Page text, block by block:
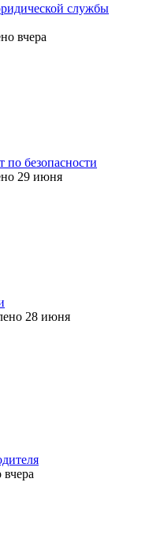
службы
вчера
по безопасности
29 июня
28 июня
вчера